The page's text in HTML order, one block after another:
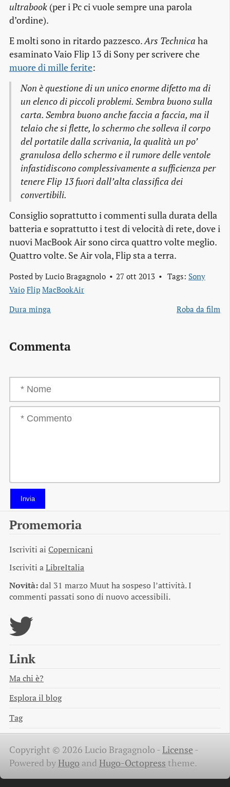
ultrabook (per i Pc ci vuole sempre una parola
d’ordine).
E molti sono in ritardo pazzesco.Ars Technica ha
esaminato Vaio Flip 13 di Sony per scrivere che
muore di mille ferite:
Non è questione di un unico enorme difetto ma di
un elenco di piccoli problemi. Sembra buono sulla
carta. Sembra buono anche faccia a faccia, ma il
telaio che si flette, lo schermo che solleva il corpo
del portatile dalla scrivania, la qualità un po’
granulosa dello schermo e il rumore delle ventole
infastidiscono complessivamente a sufficienza per
tenere Flip 13 fuori dall’alta classifica dei
convertibili.
Consiglio soprattutto i commenti sulla durata della
batteria e soprattutto i test di velocità di rete, dove i
nuovi MacBook Air sono circa quattro volte meglio.
Quattro volte. Se Air vola, Flip sta a terra.
Posted by Lucio Bragagnolo 27 ott 2013 Tags: Sony
Vaio Flip MacBookAir
Dura minga
Roba da film
Commenta
Invia
Promemoria
Iscriviti ai Copernicani
Iscriviti aLibreItalia
Novità:dal 31 marzo Muut ha sospeso l’attività. I
commenti passati sono di nuovo accessibili.
Link
Ma chi è?
Esplora il blog
Tag
Copyright © 2026 Lucio Bragagnolo -License -
Powered byHugo and Hugo-Octopress theme.